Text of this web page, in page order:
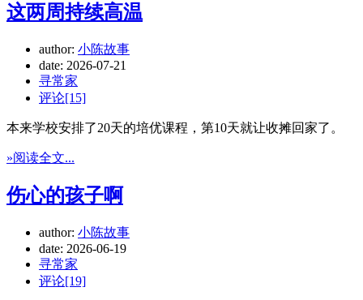
这两周持续高温
author: 小陈故事
date: 2026-07-21
寻常家
评论[15]
本来学校安排了20天的培优课程，第10天就让收摊回家了。
»阅读全文...
伤心的孩子啊
author: 小陈故事
date: 2026-06-19
寻常家
评论[19]